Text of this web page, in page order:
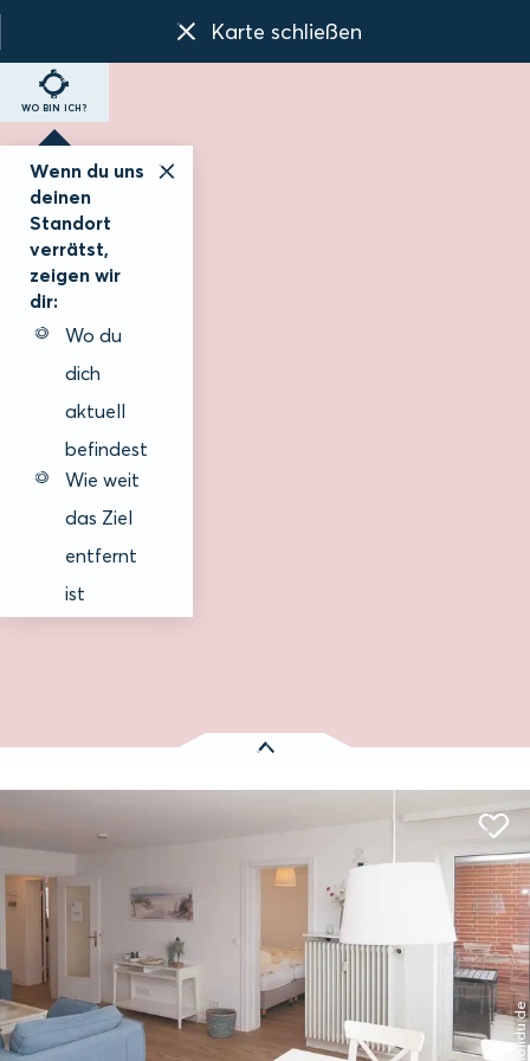
Karte schließen
WO BIN ICH?
Wenn du uns
deinen
Standort
verrätst,
zeigen wir
dir:
Wo du
dich
aktuell
befindest
Wie weit
das Ziel
entfernt
ist
© holidu.de